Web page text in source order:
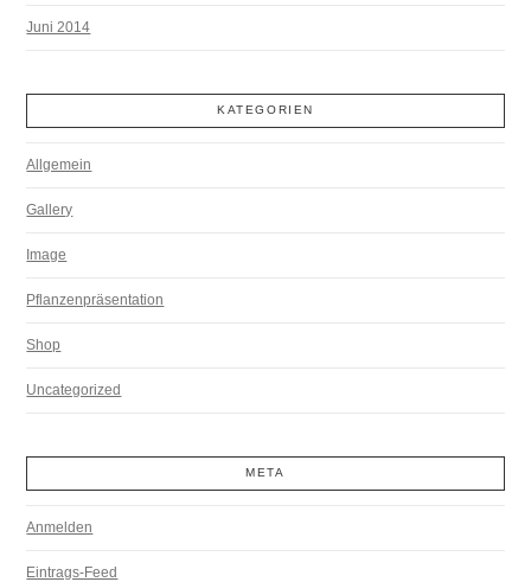
Juni 2014
KATEGORIEN
Allgemein
Gallery
Image
Pflanzenpräsentation
Shop
Uncategorized
META
Anmelden
Eintrags-Feed